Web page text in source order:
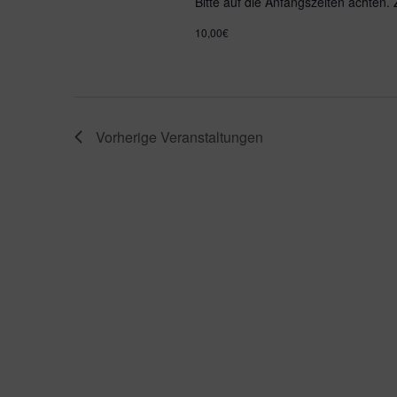
10,00€
Vorherige Veranstaltungen